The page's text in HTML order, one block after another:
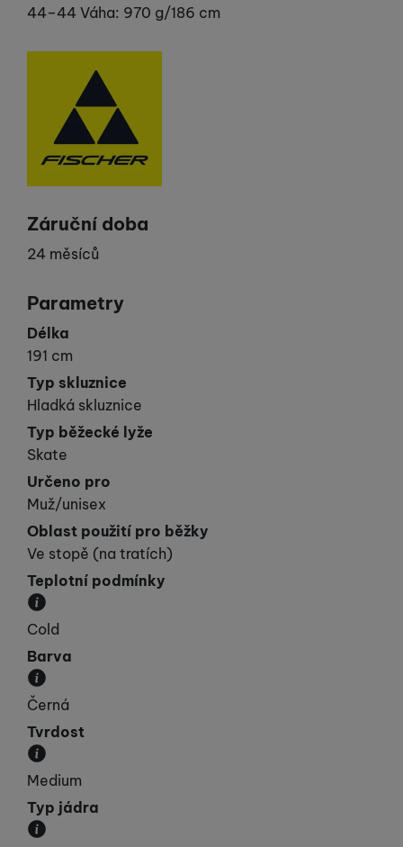
44–44 Váha: 970 g/186 cm
Záruční doba
24 měsíců
Parametry
Délka
191 cm
Typ skluznice
Hladká skluznice
Typ běžecké lyže
Skate
Určeno pro
Muž/unisex
Oblast použití pro běžky
Ve stopě (na tratích)
Teplotní podmínky
Jedná se o rozdíl struktury skluznice v závislosti
Cold
Barva
Převládající barva výrobku.
Černá
Tvrdost
Tvrdost lyže závisí na váze běžce, těžší běžci volí
Medium
Typ jádra